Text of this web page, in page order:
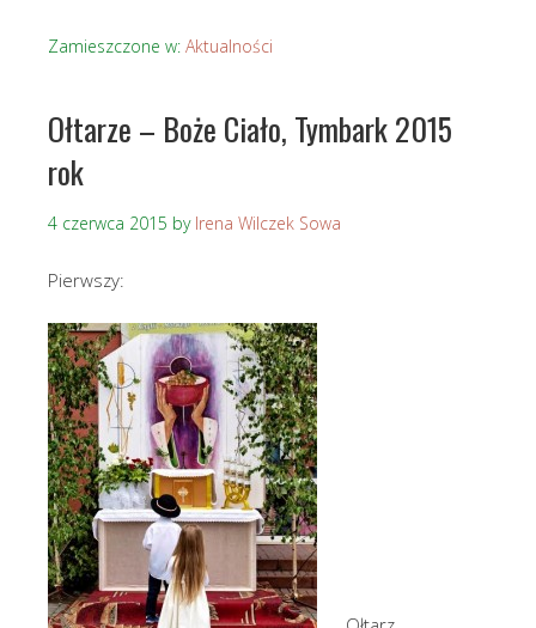
Zamieszczone w: Aktualności
Ołtarze – Boże Ciało, Tymbark 2015
rok
4 czerwca 2015 by Irena Wilczek Sowa
Pierwszy: